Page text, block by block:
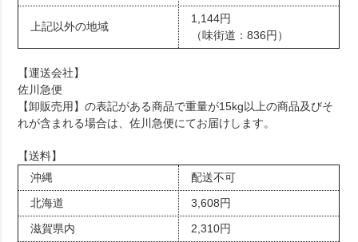
上記以外の地域
1,144円
（味街道：836円）
【運送会社】
佐川急便
【卸販売用】の表記がある商品で重量が15kg以上の商品及びそ
れが含まれる場合は、佐川急便にてお届けします。
【送料】
沖縄
配送不可
北海道
3,608円
滋賀県内
2,310円